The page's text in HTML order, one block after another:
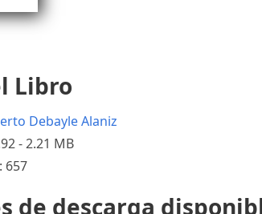
Libro
Debayle Alaniz
- 2.21 MB
657
de descarga